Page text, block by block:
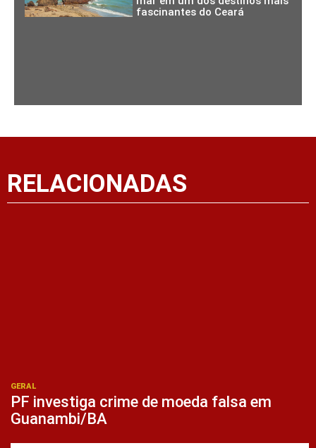
fascinantes do Ceará
RELACIONADAS
GERAL
PF investiga crime de moeda falsa em
Guanambi/BA